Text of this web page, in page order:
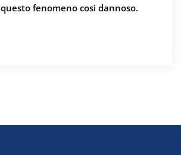
questo fenomeno così dannoso.